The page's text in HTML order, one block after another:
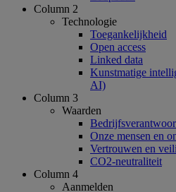
Column 2
Technologie
Toegankelijkheid
Open access
Linked data
Kunstmatige
AI)
Column 3
Waarden
Onze mensen en
Vertrouwen en
CO2-neutraliteit
Column 4
Aanmelden